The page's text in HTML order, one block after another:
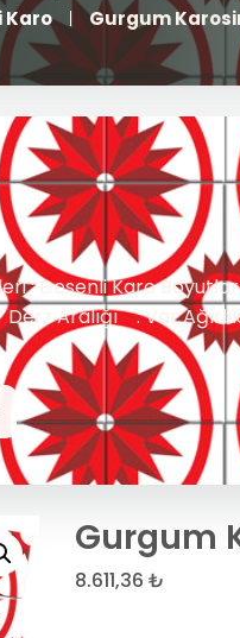
Karo Gurgum
: Desenli Karo
Aralığı : Var
Gurgum
8.611,36 ₺